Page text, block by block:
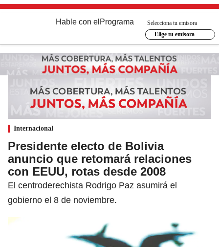
Hable con el Programa
Selecciona tu emisora
Elige tu emisora
Internacional
Presidente electo de Bolivia
anuncio que retomará relaciones
con EEUU, rotas desde 2008
El centroderechista Rodrigo Paz asumirá el
gobierno el 8 de noviembre.